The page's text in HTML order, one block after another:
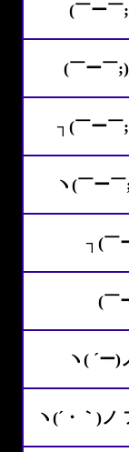
(￣ー￣
(￣ー￣
┐(￣ー￣
ヽ(￣ー
┐(￣
(￣
ヽ( ´ー)
ヽ(´・｀)ノ